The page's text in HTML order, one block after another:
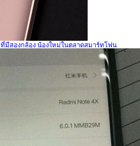
ที่มีสองกล้อง น้องใหม่ในตลาดสมาร์ทโฟน